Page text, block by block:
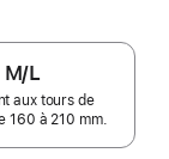
M/L
aux tours de
160 à 210 mm.